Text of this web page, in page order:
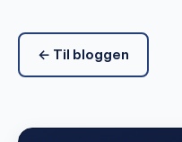
← Til bloggen